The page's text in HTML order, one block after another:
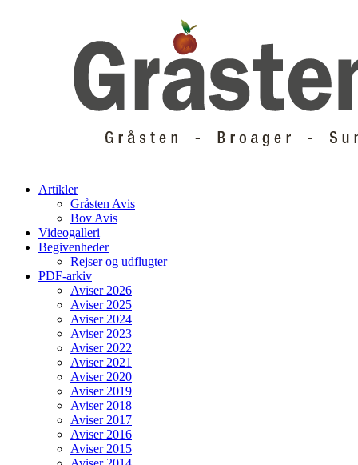
Artikler
Gråsten Avis
Bov Avis
Videogalleri
Begivenheder
Rejser og udflugter
PDF-arkiv
Aviser 2026
Aviser 2025
Aviser 2024
Aviser 2023
Aviser 2022
Aviser 2021
Aviser 2020
Aviser 2019
Aviser 2018
Aviser 2017
Aviser 2016
Aviser 2015